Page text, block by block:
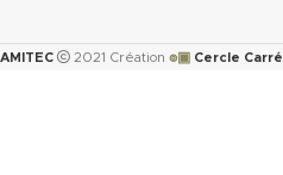
AMITEC 2021 Création ๏▣ Cercle Carré